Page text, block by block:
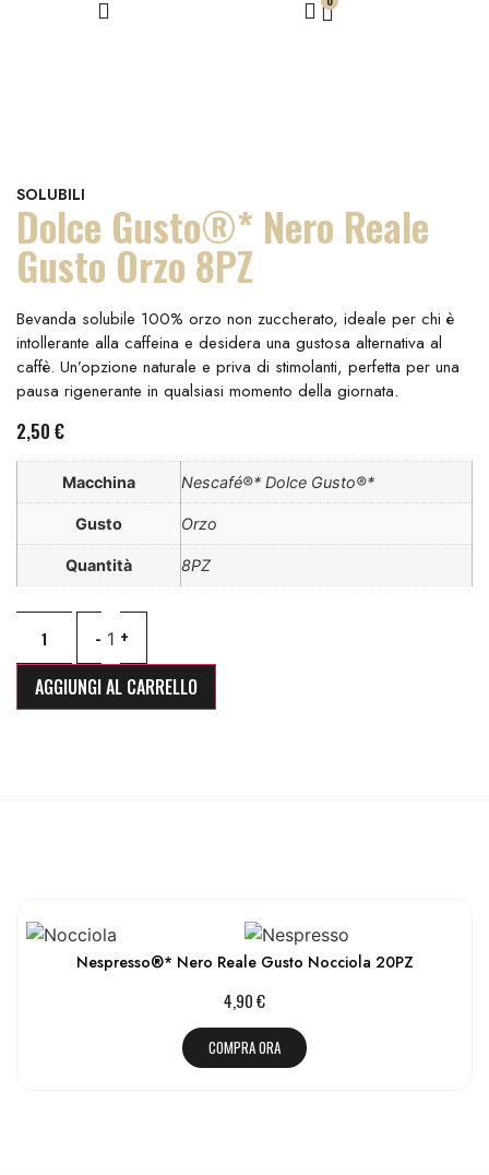
SOLUBILI
Dolce Gusto®* Nero Reale
Gusto Orzo 8PZ
Bevanda solubile 100% orzo non zuccherato, ideale per chi è
intollerante alla caffeina e desidera una gustosa alternativa al
caffè. Un’opzione naturale e priva di stimolanti, perfetta per una
pausa rigenerante in qualsiasi momento della giornata.
2,50 €
Macchina Nescafé®* Dolce Gusto®*
Gusto Orzo
Quantità 8PZ
- 1 +
AGGIUNGI AL CARRELLO
Nespresso®* Nero Reale Gusto Nocciola 20PZ
4,90€
COMPRA ORA